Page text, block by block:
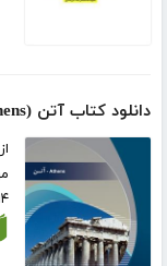
دانلود کتاب آتن (Athens)